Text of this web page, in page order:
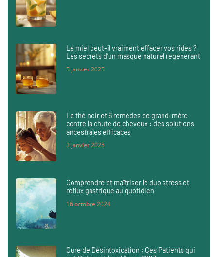
Le miel peut-il vraiment effacer vos rides ?
Les secrets d’un masque naturel regenerant
5 janvier 2025
Le thé noir et 6 remèdes de grand-mère
contre la chute de cheveux : des solutions
ancestrales efficaces
3 janvier 2025
Comprendre et maîtriser le duo stress et
reflux gastrique au quotidien
16 octobre 2024
Cure de Désintoxication : Ces Patients qui